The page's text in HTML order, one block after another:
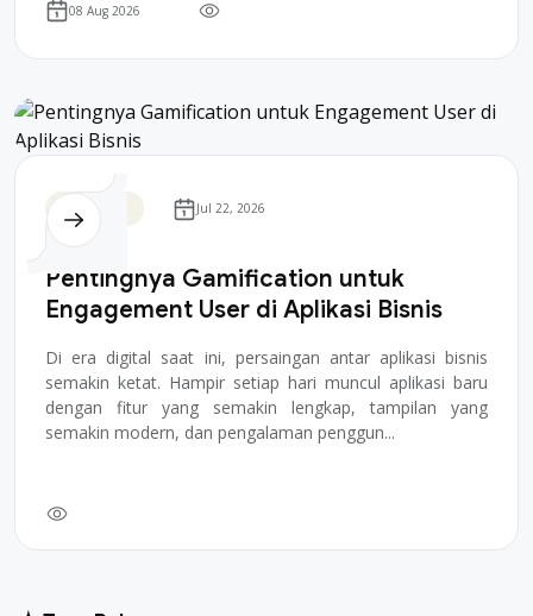
08 Aug 2026
Jul 22, 2026
Pentingnya Gamification untuk
Engagement User di Aplikasi Bisnis
Di era digital saat ini, persaingan antar aplikasi bisnis
semakin ketat. Hampir setiap hari muncul aplikasi baru
dengan fitur yang semakin lengkap, tampilan yang
semakin modern, dan pengalaman penggun...